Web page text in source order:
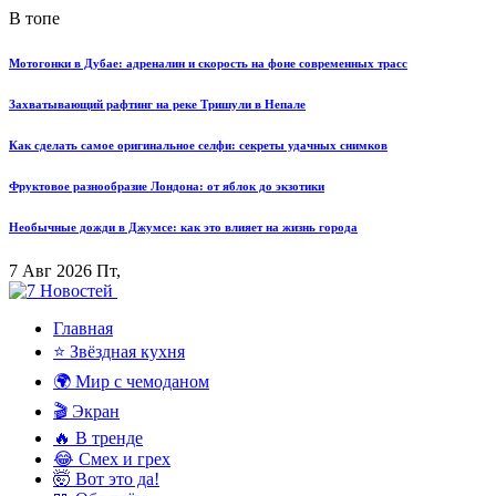
В топе
Мотогонки в Дубае: адреналин и скорость на фоне современных трасс
Захватывающий рафтинг на реке Тришули в Непале
Как сделать самое оригинальное селфи: секреты удачных снимков
Фруктовое разнообразие Лондона: от яблок до экзотики
Необычные дожди в Джумсе: как это влияет на жизнь города
7 Авг 2026 Пт,
Главная
⭐ Звёздная кухня
🌍 Мир с чемоданом
🎬 Экран
🔥 В тренде
😂 Смех и грех
🤯 Вот это да!